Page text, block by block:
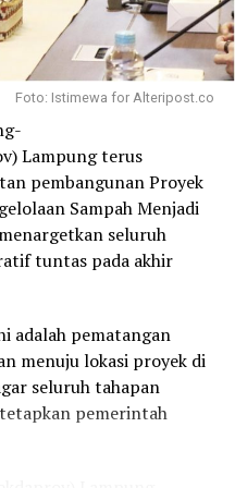
Foto: Istimewa for Alteripost.co
Lampung terus
pembangunan Proyek
Sampah Menjadi
seluruh
tuntas pada akhir
adalah pematangan
menuju lokasi proyek di
seluruh tahapan
pemerintah